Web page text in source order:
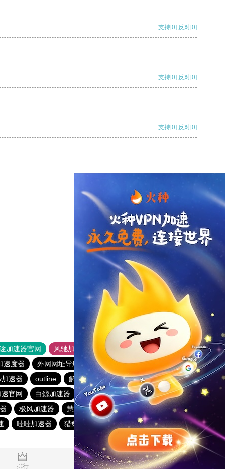
支持[0] 反对[0]
支持[0] 反对[0]
支持[0] 反对[0]
支持 [0] 反对 [0]
支持
加速器官网 风驰加速器
旋风加速器
速度器
外网网址导航 软件中心 雷霆加速
狂飙加速器
速器
outline 解锁机 慧通下载站
红海pro加速器
官网
白鲸加速器 原子加速器
快橙加速器
极风加速器 慧通下载站 极风加速器
暴雪加速器
哇哇加速器 猎豹加速器 gkd加速器 荔枝加速器
排行 推荐